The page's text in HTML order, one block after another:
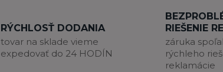
RÝCHLOSŤ DODANIA
tovar na sklade vieme
expedovať do 24 HODÍN
RIEŠENIE
záruka
rýchleho
reklamácie